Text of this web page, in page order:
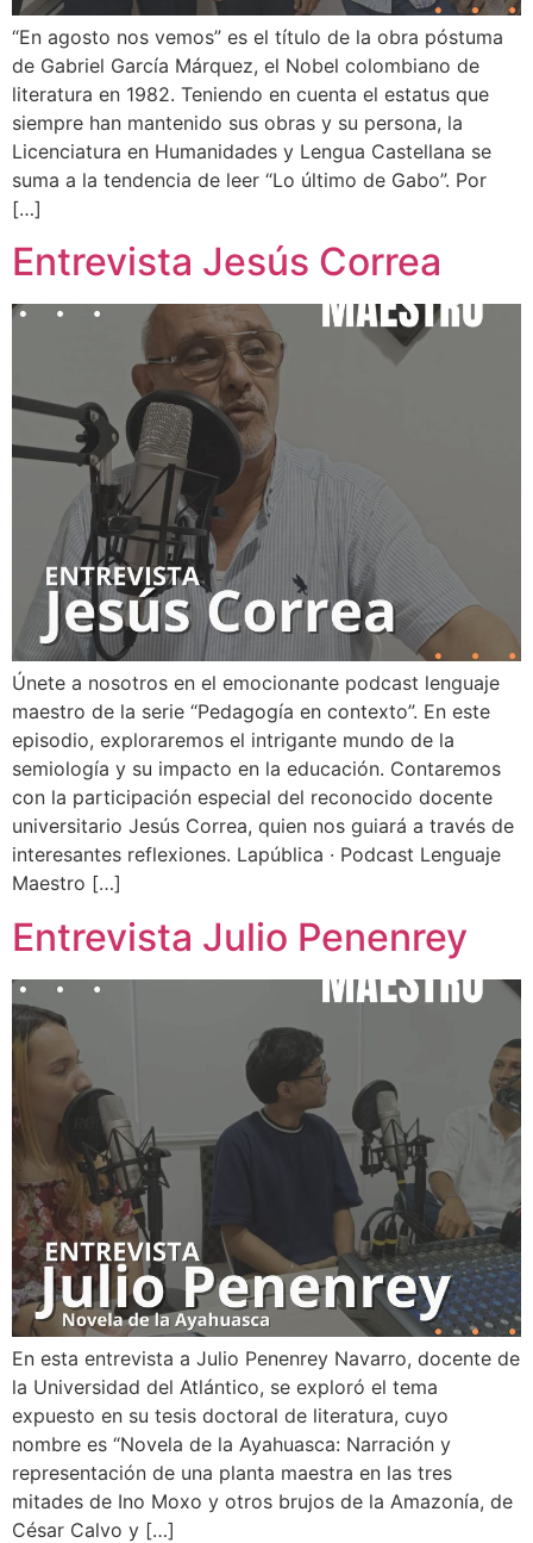
“En agosto nos vemos” es el título de la obra póstuma
de Gabriel García Márquez, el Nobel colombiano de
literatura en 1982. Teniendo en cuenta el estatus que
siempre han mantenido sus obras y su persona, la
Licenciatura en Humanidades y Lengua Castellana se
suma a la tendencia de leer “Lo último de Gabo”. Por
[…]
Entrevista Jesús Correa
Únete a nosotros en el emocionante podcast lenguaje
maestro de la serie “Pedagogía en contexto”. En este
episodio, exploraremos el intrigante mundo de la
semiología y su impacto en la educación. Contaremos
con la participación especial del reconocido docente
universitario Jesús Correa, quien nos guiará a través de
interesantes reflexiones. Lapública · Podcast Lenguaje
Maestro […]
Entrevista Julio Penenrey
En esta entrevista a Julio Penenrey Navarro, docente de
la Universidad del Atlántico, se exploró el tema
expuesto en su tesis doctoral de literatura, cuyo
nombre es “Novela de la Ayahuasca: Narración y
representación de una planta maestra en las tres
mitades de Ino Moxo y otros brujos de la Amazonía, de
César Calvo y […]